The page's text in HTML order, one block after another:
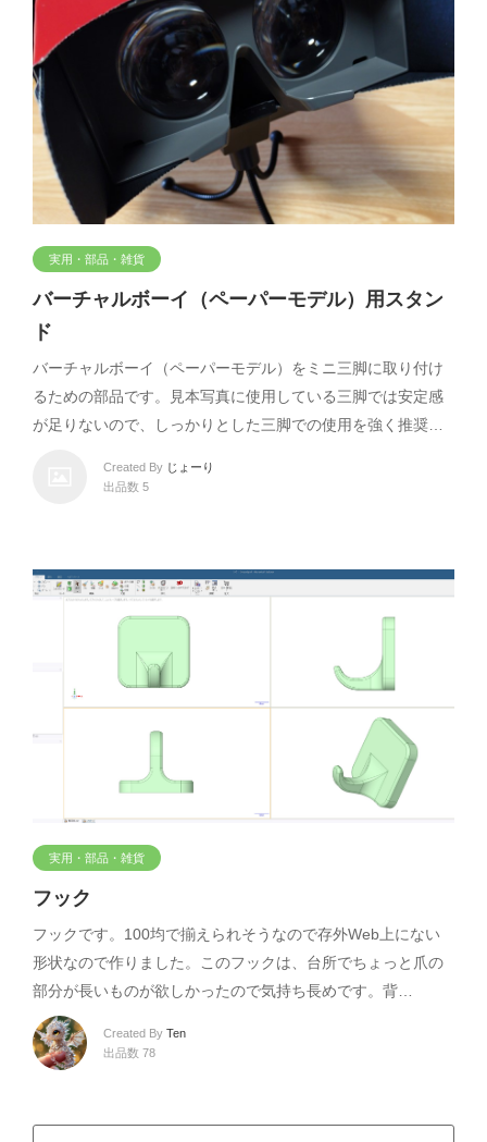
実用・部品・雑貨
バーチャルボーイ（ペーパーモデル）用スタン
ド
バーチャルボーイ（ペーパーモデル）をミニ三脚に取り付け
るための部品です。見本写真に使用している三脚では安定感
が足りないので、しっかりとした三脚での使用を強く推奨…
Created By じょーり
出品数 5
実用・部品・雑貨
フック
フックです。100均で揃えられそうなので存外Web上にない
形状なので作りました。このフックは、台所でちょっと爪の
部分が長いものが欲しかったので気持ち長めです。背…
Created By Ten
出品数 78